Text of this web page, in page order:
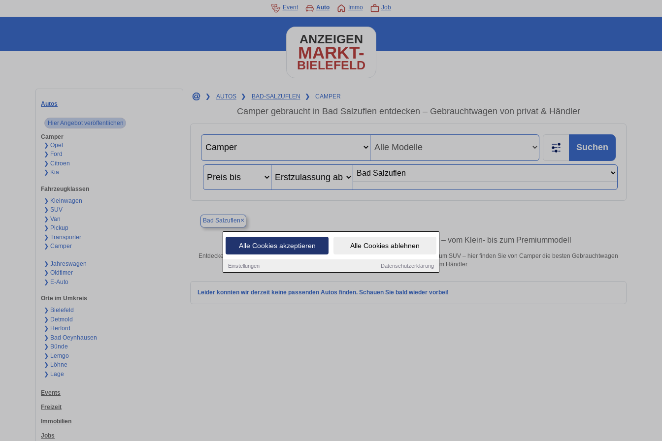
Alle Cookies akzeptieren Alle Cookies ablehnen
Einstellungen Datenschutzerklärung
Event Auto Immo Job
ANZEIGEN
MARKT-
BIELEFELD
Autos
Hier Angebot veröffentlichen
Camper
❯ Opel
❯ Ford
❯ Citroen
❯ Kia
Fahrzeugklassen
❯ Kleinwagen
❯ SUV
❯ Van
❯ Pickup
❯ Transporter
❯ Camper
❯ Jahreswagen
❯ Oldtimer
❯ E-Auto
Orte im Umkreis
❯ Bielefeld
❯ Detmold
❯ Herford
❯ Bad Oeynhausen
❯ Bünde
❯ Lemgo
❯ Löhne
❯ Lage
Events
Freizeit
Immobilien
Jobs
❯ AUTOS ❯ BAD-SALZUFLEN ❯ CAMPER
Camper gebraucht in Bad Salzuflen entdecken – Gebrauchtwagen von privat & Händler
Suchen
Bad Salzuflen×
Finden Sie in Bad Salzuflen Ihren gebrauchten Camper – vom Klein- bis zum Premiummodell
Entdecken Sie in Bad Salzuflen gebrauchte Camper Fahrzeuge. Von Kleinwagen bis hin zum SUV – hier finden Sie von Camper die besten Gebrauchtwagen
in Bad Salzuflen von privat und vom Händler.
Leider konnten wir derzeit keine passenden Autos finden. Schauen Sie bald wieder vorbei!